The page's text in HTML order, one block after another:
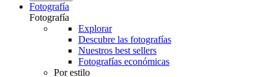
Fotografía
Fotografía
Explorar
Descubre las fotografías
Nuestros best sellers
Fotografías económicas
Por estilo